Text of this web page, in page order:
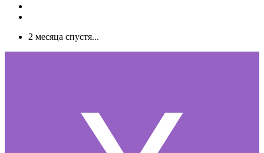
2 месяца спустя...